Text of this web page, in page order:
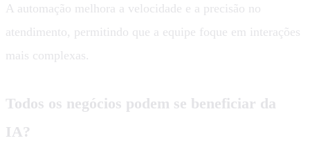
A automação melhora a velocidade e a precisão no
atendimento, permitindo que a equipe foque em interações
mais complexas.
Todos os negócios podem se beneficiar da
IA?